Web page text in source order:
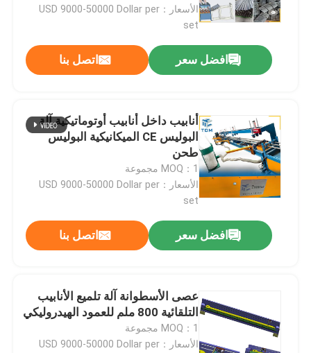
الأسعار：USD 9000-50000 Dollar per
set
افضل سعر اتصل بنا
أنابيب داخل أنابيب أوتوماتيكية آلة
البوليس CE الميكانيكية البوليس
طحن
MOQ：1 مجموعة
الأسعار：USD 9000-50000 Dollar per
set
افضل سعر اتصل بنا
عصى الأسطوانة آلة تلميع الأنابيب
التلقائية 800 ملم للعمود الهيدروليكي
MOQ：1 مجموعة
الأسعار：USD 9000-50000 Dollar per